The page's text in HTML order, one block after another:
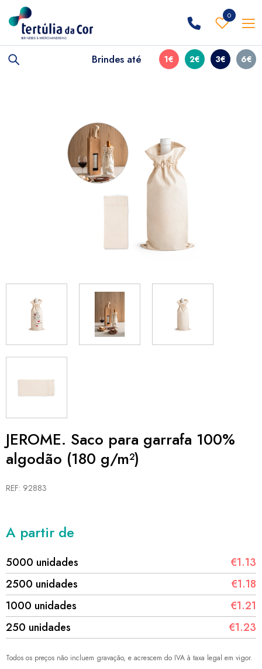
0
Brindes até 1€ 2€ 3€ 6€
JEROME. Saco para garrafa 100%
algodão (180 g/m²)
REF: 92883
A partir de
5000 unidades
€1.13
2500 unidades
€1.18
1000 unidades
€1.21
250 unidades
€1.23
Todos os preços não incluem gravação, e acrescem do IVA à taxa legal em vigor.